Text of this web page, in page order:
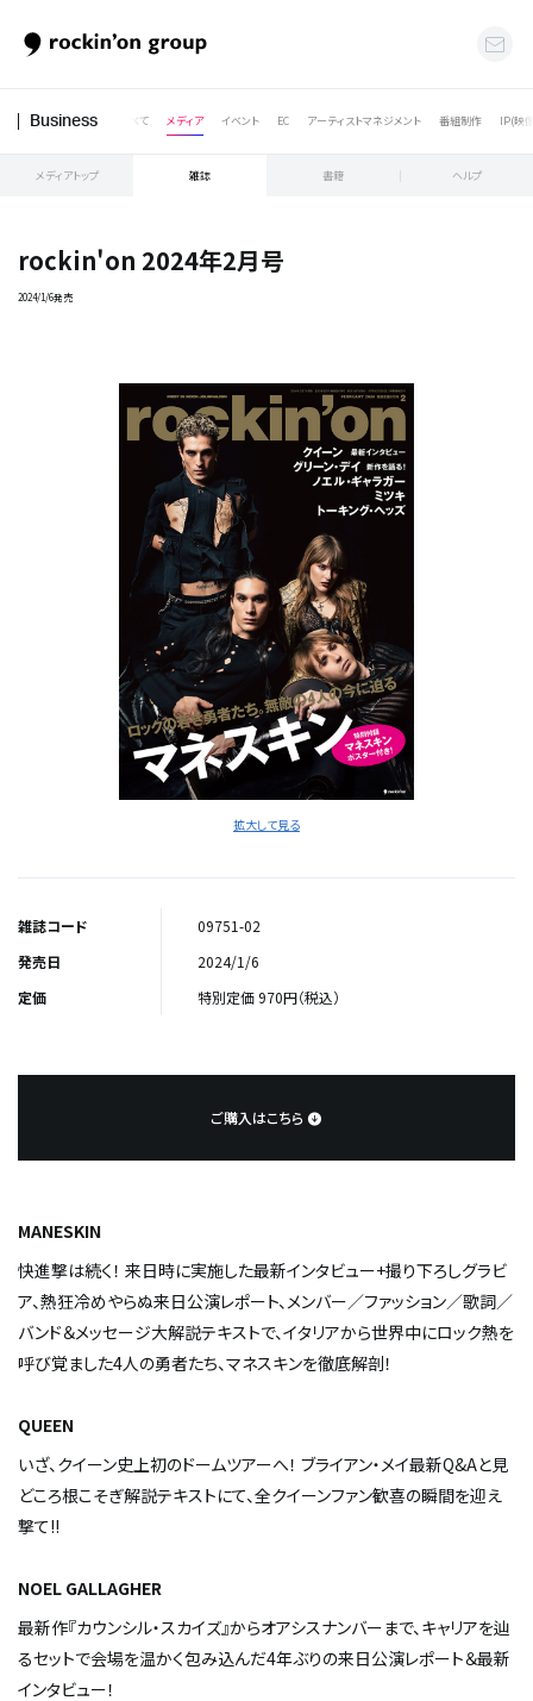
Business すべて メディア イベント EC アーティストマネジメント 番組制作 IP(映
メディアトップ 雑誌 書籍 ヘルプ
rockin'on 2024年2月号
2024/1/6発売
拡大して見る
雑誌コード
09751-02
発売日
2024/1/6
定価
特別定価 970円（税込）
ご購入はこちら
MANESKIN
快進撃は続く！ 来日時に実施した最新インタビュー+撮り下ろしグラビ
ア、熱狂冷めやらぬ来日公演レポート、メンバー／ファッション／歌詞／
バンド＆メッセージ大解説テキストで、イタリアから世界中にロック熱を
呼び覚ました4人の勇者たち、マネスキンを徹底解剖！
QUEEN
いざ、クイーン史上初のドームツアーへ！ ブライアン・メイ最新Q&Aと見
どころ根こそぎ解説テキストにて、全クイーンファン歓喜の瞬間を迎え
撃て!!
NOEL GALLAGHER
最新作『カウンシル・スカイズ』からオアシスナンバーまで、キャリアを辿
るセットで会場を温かく包み込んだ4年ぶりの来日公演レポート＆最新
インタビュー！